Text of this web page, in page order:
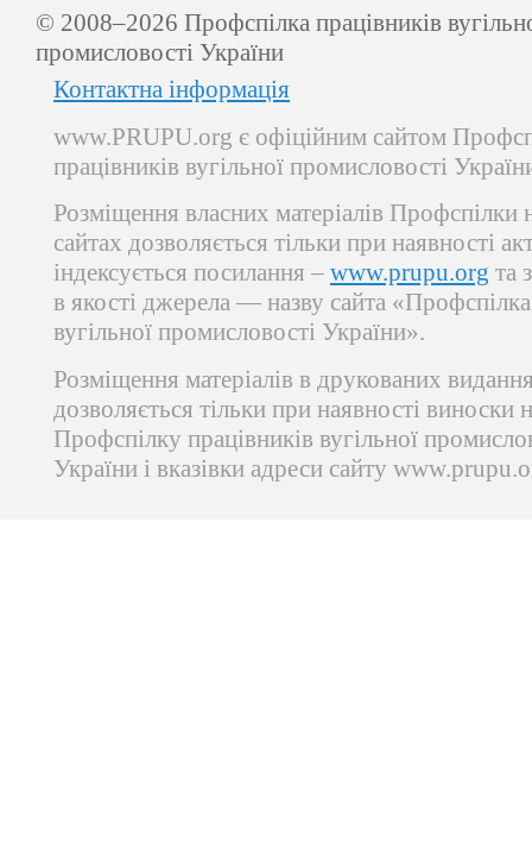
© 2008–2026 Профспілка працівників
промисловості України
Контактна інформація
www.PRUPU.org є офіційним сайтом
працівників вугільної промисловості
Розміщення власних матеріалів Профспілки
сайтах дозволяється тільки при наявності
індексується посилання – www.prupu.org та
в якості джерела — назву сайта «Профспілка
вугільної промисловості України».
Розміщення матеріалів в друкованих
дозволяється тільки при наявності виноски
Профспілку працівників вугільної
України і вказівки адреси сайту